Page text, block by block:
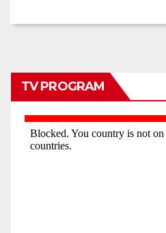
TV PROGRAM